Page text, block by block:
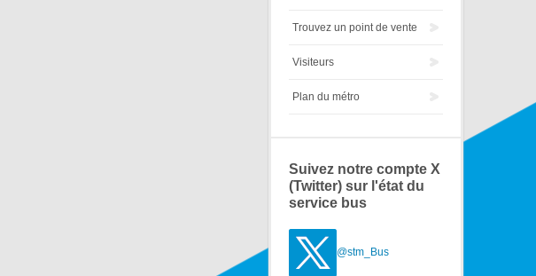
Trouvez un point de vente
Visiteurs
Plan du métro
Suivez notre compte X
(Twitter) sur l'état du
service bus
@stm_Bus